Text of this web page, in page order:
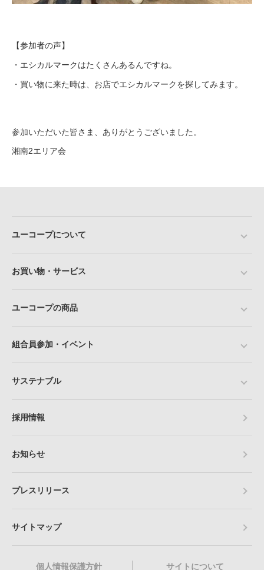
【参加者の声】
・エシカルマークはたくさんあるんですね。
・買い物に来た時は、お店でエシカルマークを探してみます。
参加いただいた皆さま、ありがとうございました。
湘南2エリア会
ユーコープについて
お買い物・サービス
ユーコープの商品
組合員参加・イベント
サステナブル
採用情報
お知らせ
プレスリリース
サイトマップ
個人情報保護方針 サイトについて